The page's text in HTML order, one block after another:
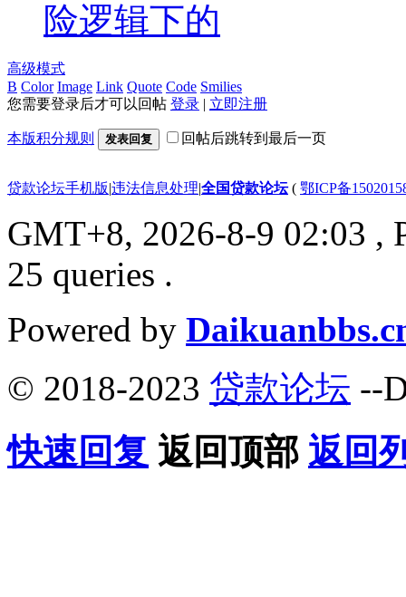
险逻辑下的
高级模式
B Color Image Link Quote Code Smilies
您需要登录后才可以回帖 登录 | 立即注册
本版积分规则 发表回复 回帖后跳转到最后一页
贷款论坛手机版|违法信息处理|全国贷款论坛( 鄂ICP备
GMT+8, 2026-8-9 02:03 ,
25 queries .
Powered by
© 2018-2023 贷款论坛 --
快速回复 返回顶部 返回